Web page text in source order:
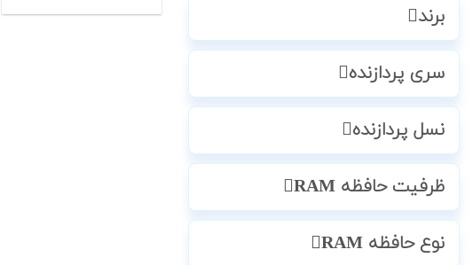
برند
سری پردازنده
نسل پردازنده
ظرفیت حافظه RAM
نوع حافظه RAM